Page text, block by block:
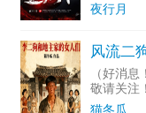
夜行月
风流二
（好消
敬请关注
的机会进
猫冬瓜